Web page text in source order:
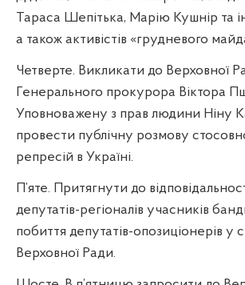
Тараса Шепітька, Марію Кушнір та
а також активістів «грудневого
Четверте. Викликати до Верховної
Генерального прокурора Віктора
Уповноважену з прав людини Ніну
провести публічну розмову
репресій в Україні.
П’яте. Притягнути до
депутатів-регіоналів учасників
побиття депутатів-опозиціонерів у
Верховної Ради.